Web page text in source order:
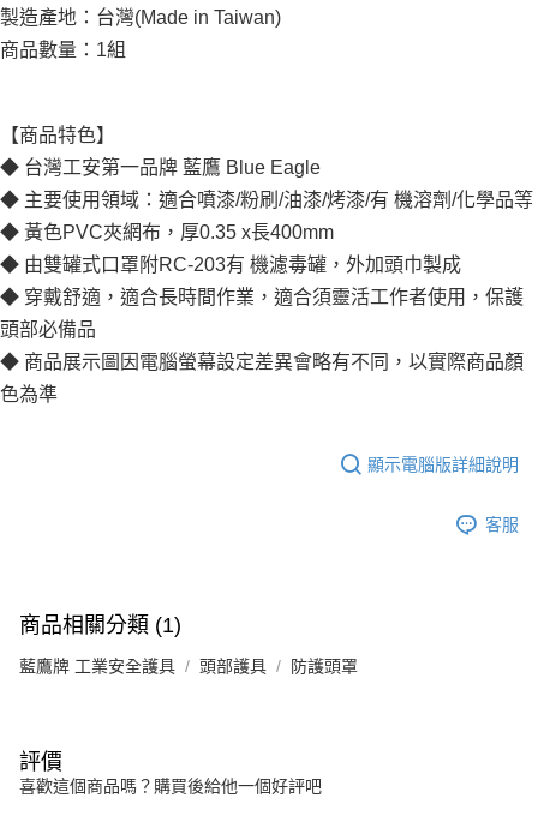
製造產地：台灣(Made in Taiwan)
商品數量：1組
【商品特色】
◆ 台灣工安第一品牌 藍鷹 Blue Eagle
◆ 主要使用領域：適合噴漆/粉刷/油漆/烤漆/有 機溶劑/化學品等
◆ 黃色PVC夾網布，厚0.35 x長400mm
◆ 由雙罐式口罩附RC-203有 機濾毒罐，外加頭巾製成
◆ 穿戴舒適，適合長時間作業，適合須靈活工作者使用，保護
頭部必備品
◆ 商品展示圖因電腦螢幕設定差異會略有不同，以實際商品顏
色為準
顯示電腦版詳細說明
客服
商品相關分類 (1)
藍鷹牌 工業安全護具 頭部護具 防護頭罩
評價
喜歡這個商品嗎？購買後給他一個好評吧